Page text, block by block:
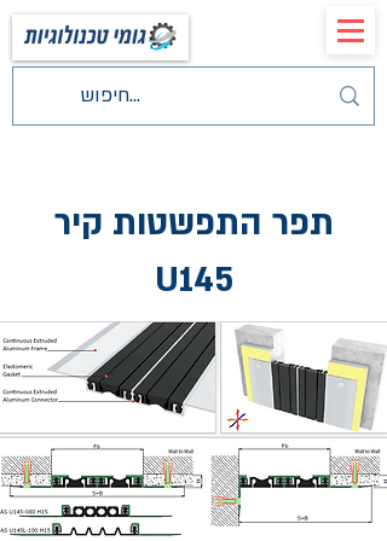
תפר התפשטות קיר
U145